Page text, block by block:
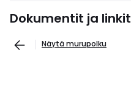
Dokumentit ja linkit
Näytä murupolku